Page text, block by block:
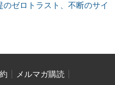
のゼロトラスト、不断のサイ
メルマガ購読